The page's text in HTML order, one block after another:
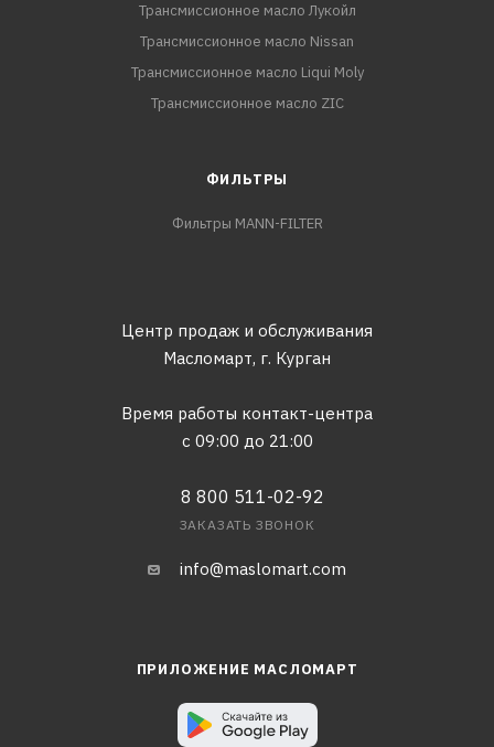
Трансмиссионное масло Лукойл
Трансмиссионное масло Nissan
Трансмиссионное масло Liqui Moly
Трансмиссионное масло ZIC
ФИЛЬТРЫ
Фильтры MANN-FILTER
Центр продаж и обслуживания
Масломарт, г. Курган
Время работы контакт-центра
с 09:00 до 21:00
8 800 511-02-92
ЗАКАЗАТЬ ЗВОНОК
info@maslomart.com
ПРИЛОЖЕНИЕ МАСЛОМАРТ